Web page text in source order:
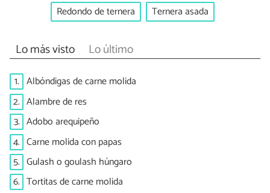
Redondo de ternera
Ternera asada
Lo más visto Lo último
1. Albóndigas de carne molida
2. Alambre de res
3. Adobo arequipeño
4. Carne molida con papas
5. Gulash o goulash húngaro
6. Tortitas de carne molida